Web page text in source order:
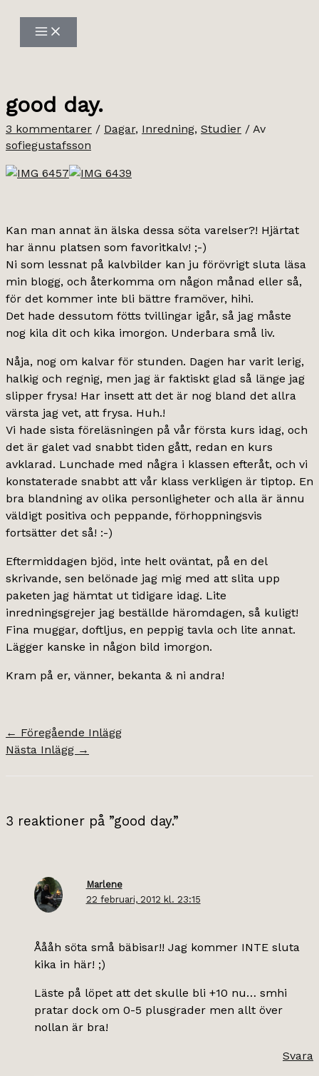
innehåll
good day.
3 kommentarer / Dagar, Inredning, Studier / Av
sofiegustafsson
Kan man annat än älska dessa söta varelser?! Hjärtat
har ännu platsen som favoritkalv! ;-)
Ni som lessnat på kalvbilder kan ju förövrigt sluta läsa
min blogg, och återkomma om någon månad eller så,
för det kommer inte bli bättre framöver, hihi.
Det hade dessutom fötts tvillingar igår, så jag måste
nog kila dit och kika imorgon. Underbara små liv.
Nåja, nog om kalvar för stunden. Dagen har varit lerig,
halkig och regnig, men jag är faktiskt glad så länge jag
slipper frysa! Har insett att det är nog bland det allra
värsta jag vet, att frysa. Huh.!
Vi hade sista föreläsningen på vår första kurs idag, och
det är galet vad snabbt tiden gått, redan en kurs
avklarad. Lunchade med några i klassen efteråt, och vi
konstaterade snabbt att vår klass verkligen är tiptop. En
bra blandning av olika personligheter och alla är ännu
väldigt positiva och peppande, förhoppningsvis
fortsätter det så! :-)
Eftermiddagen bjöd, inte helt oväntat, på en del
skrivande, sen belönade jag mig med att slita upp
paketen jag hämtat ut tidigare idag. Lite
inredningsgrejer jag beställde häromdagen, så kuligt!
Fina muggar, doftljus, en peppig tavla och lite annat.
Lägger kanske in någon bild imorgon.
Kram på er, vänner, bekanta & ni andra!
← Föregående Inlägg
Nästa Inlägg →
3 reaktioner på ”good day.”
Marlene
22 februari, 2012 kl. 23:15
Åååh söta små bäbisar!! Jag kommer INTE sluta
kika in här! ;)
Läste på löpet att det skulle bli +10 nu… smhi
pratar dock om 0-5 plusgrader men allt över
nollan är bra!
Svara